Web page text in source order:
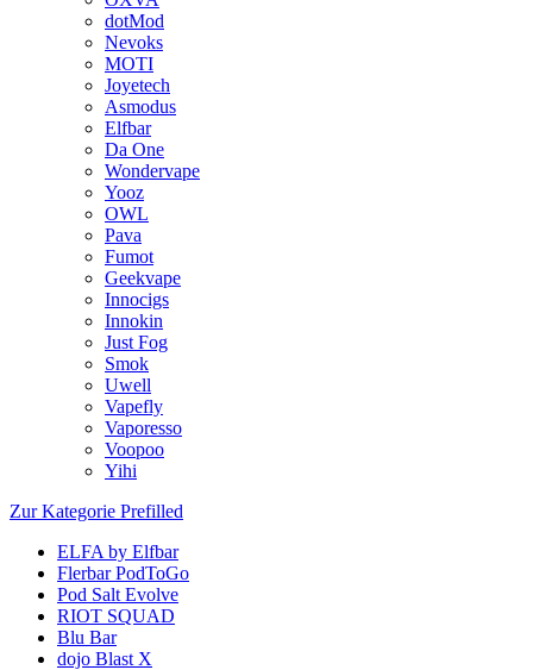
dotMod
Nevoks
MOTI
Joyetech
Asmodus
Elfbar
Da One
Wondervape
Yooz
OWL
Pava
Fumot
Geekvape
Innocigs
Innokin
Just Fog
Smok
Uwell
Vapefly
Vaporesso
Voopoo
Yihi
Zur Kategorie Prefilled
ELFA by Elfbar
Flerbar PodToGo
Pod Salt Evolve
RIOT SQUAD
Blu Bar
dojo Blast X